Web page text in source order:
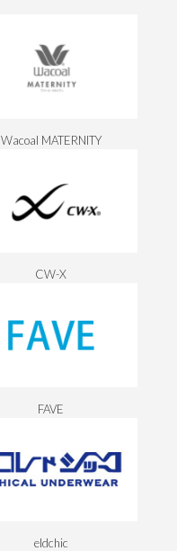
Wacoal MATERNITY
CW-X
FAVE
eldchic